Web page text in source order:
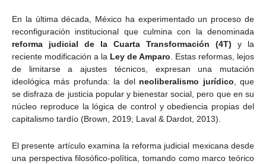
En la última década, México ha experimentado un proceso de
reconfiguración institucional que culmina con la denominada
reforma judicial de la Cuarta Transformación (4T) y la
reciente modificación a la Ley de Amparo. Estas reformas, lejos
de limitarse a ajustes técnicos, expresan una mutación
ideológica más profunda: la del neoliberalismo jurídico, que
se disfraza de justicia popular y bienestar social, pero que en su
núcleo reproduce la lógica de control y obediencia propias del
capitalismo tardío (Brown, 2019; Laval & Dardot, 2013).
El presente artículo examina la reforma judicial mexicana desde
una perspectiva filosófico-política, tomando como marco teórico